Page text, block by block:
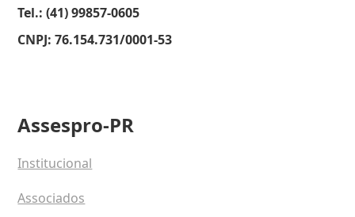
Tel.: (41) 99857-0605
CNPJ: 76.154.731/0001-53
Assespro-PR
Institucional
Associados